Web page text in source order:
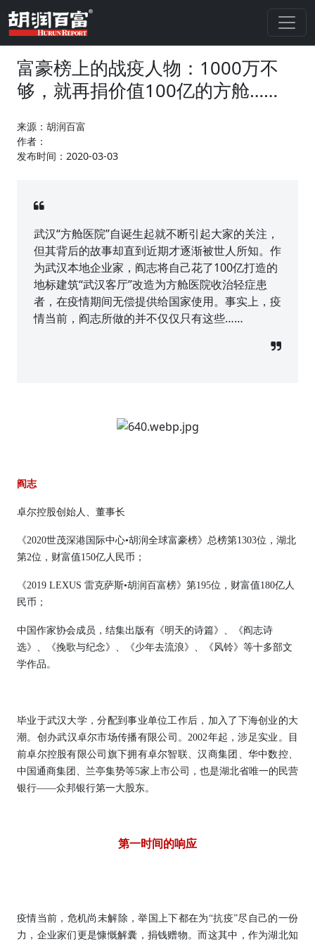
富豪榜上的战疫人物：1000万不
够，就再捐价值100亿的方舱……
来源：胡润百富
作者：
发布时间：2020-03-03
武汉“方舱医院”自诞生起就不断引起大家的关注，
但其背后的故事却直到近期才逐渐被世人所知。作
为武汉本地企业家，阎志将自己花了100亿打造的
地标建筑“武汉客厅”改造为方舱医院收治轻症患
者，在疫情期间无偿提供给国家使用。事实上，疫
情当前，阎志所做的并不仅仅只有这些……
阎志
卓尔控股创始人、董事长
《2020世茂深港国际中心•胡润全球富豪榜》总榜第1303位，湖北
第2位，财富值150亿人民币；
《2019 LEXUS 雷克萨斯•胡润百富榜》第195位，财富值180亿人
民币；
中国作家协会成员，结集出版有《明天的诗篇》、《阎志诗
选》、《挽歌与纪念》、《少年去流浪》、《风铃》等十多部文
学作品。
毕业于武汉大学，分配到事业单位工作后，加入了下海创业的大
潮。创办武汉卓尔市场传播有限公司。2002年起，涉足实业。目
前卓尔控股有限公司旗下拥有卓尔智联、汉商集团、华中数控、
中国通商集团、兰亭集势等5家上市公司，也是湖北省唯一的民营
银行——众邦银行第一大股东。
第一时间的响应
疫情当前，危机尚未解除，举国上下都在为“抗疫”尽自己的一份
力，企业家们更是慷慨解囊，捐钱赠物。而这其中，作为湖北知